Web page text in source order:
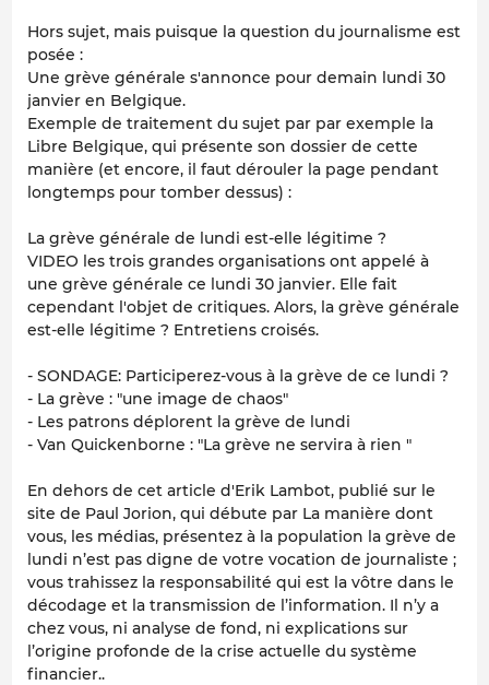
Hors sujet, mais puisque la question du journalisme est
posée :
Une grève générale s'annonce pour demain lundi 30
janvier en Belgique.
Exemple de traitement du sujet par par exemple la
Libre Belgique, qui présente son dossier de cette
manière (et encore, il faut dérouler la page pendant
longtemps pour tomber dessus) :
La grève générale de lundi est-elle légitime ?
VIDEO les trois grandes organisations ont appelé à
une grève générale ce lundi 30 janvier. Elle fait
cependant l'objet de critiques. Alors, la grève générale
est-elle légitime ? Entretiens croisés.
- SONDAGE: Participerez-vous à la grève de ce lundi ?
- La grève : "une image de chaos"
- Les patrons déplorent la grève de lundi
- Van Quickenborne : "La grève ne servira à rien "
En dehors de cet article d'Erik Lambot, publié sur le
site de Paul Jorion, qui débute par La manière dont
vous, les médias, présentez à la population la grève de
lundi n’est pas digne de votre vocation de journaliste ;
vous trahissez la responsabilité qui est la vôtre dans le
décodage et la transmission de l’information. Il n’y a
chez vous, ni analyse de fond, ni explications sur
l’origine profonde de la crise actuelle du système
financier..